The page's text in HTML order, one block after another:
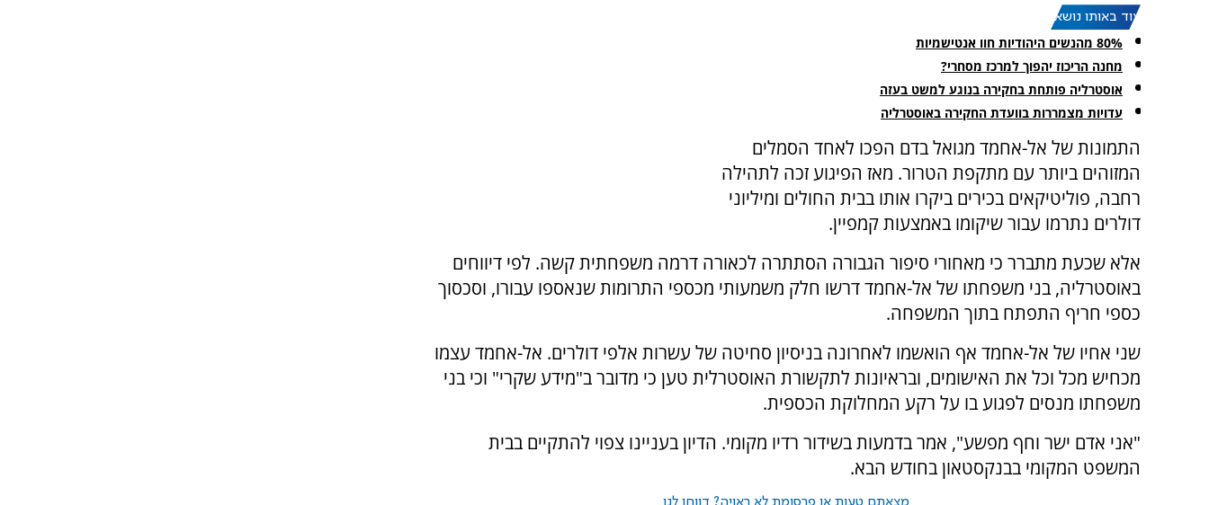
עוד באותו נושא:
80% מהנשים היהודיות חוו אנטישמיות
מחנה הריכוז יהפוך למרכז מסחרי?
אוסטרליה פותחת בחקירה בנוגע למשט בעזה
עדויות מצמררות בוועדת החקירה באוסטרליה
התמונות של אל-אחמד מגואל בדם הפכו לאחד הסמלים
המזוהים ביותר עם מתקפת הטרור. מאז הפיגוע זכה לתהילה
רחבה, פוליטיקאים בכירים ביקרו אותו בבית החולים ומיליוני
דולרים נתרמו עבור שיקומו באמצעות קמפיין.
אלא שכעת מתברר כי מאחורי סיפור הגבורה הסתתרה לכאורה דרמה משפחתית קשה. לפי דיווחים
באוסטרליה, בני משפחתו של אל-אחמד דרשו חלק משמעותי מכספי התרומות שנאספו עבורו, וסכסוך
כספי חריף התפתח בתוך המשפחה.
שני אחיו של אל-אחמד אף הואשמו לאחרונה בניסיון סחיטה של עשרות אלפי דולרים. אל-אחמד עצמו
מכחיש מכל וכל את האישומים, ובראיונות לתקשורת האוסטרלית טען כי מדובר ב"מידע שקרי" וכי בני
משפחתו מנסים לפגוע בו על רקע המחלוקת הכספית.
"אני אדם ישר וחף מפשע", אמר בדמעות בשידור רדיו מקומי. הדיון בעניינו צפוי להתקיים בבית
המשפט המקומי בבנקסטאון בחודש הבא.
מצאתם טעות או פרסומת לא ראויה? דווחו לנו